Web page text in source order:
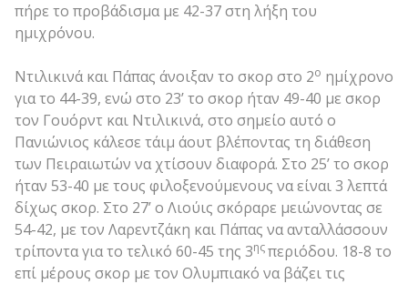
πήρε το προβάδισμα με 42-37 στη λήξη του
ημιχρόνου.
Ντιλικινά και Πάπας άνοιξαν το σκορ στο 2ο ημίχρονο
για το 44-39, ενώ στο 23’ το σκορ ήταν 49-40 με σκορ
τον Γουόρντ και Ντιλικινά, στο σημείο αυτό ο
Πανιώνιος κάλεσε τάιμ άουτ βλέποντας τη διάθεση
των Πειραιωτών να χτίσουν διαφορά. Στο 25’ το σκορ
ήταν 53-40 με τους φιλοξενούμενους να είναι 3 λεπτά
δίχως σκορ. Στο 27’ ο Λιούις σκόραρε μειώνοντας σε
54-42, με τον Λαρεντζάκη και Πάπας να ανταλλάσσουν
τρίποντα για το τελικό 60-45 της 3ηςπεριόδου. 18-8 το
επί μέρους σκορ με τον Ολυμπιακό να βάζει τις